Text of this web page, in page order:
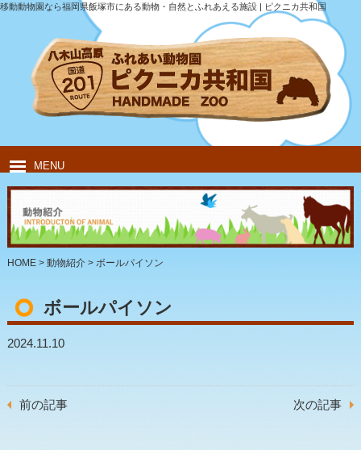
移動動物園なら福岡県飯塚市にある動物・自然とふれあえる施設 | ピクニカ共和国
MENU
HOME ピクニカ共和国について 動物紹介 移動動物園
飲食・キャンプ 団体のお客様
HOME> 動物紹介> ボールパイソン
ボールパイソン
2024.11.10
前の記事 次の記事